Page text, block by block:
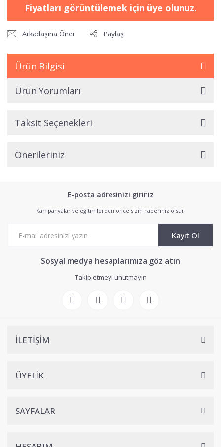
Fiyatları görüntülemek için üye olunuz.
Arkadaşına Öner Paylaş
Ürün Bilgisi
Ürün Yorumları
Taksit Seçenekleri
Önerileriniz
E-posta adresinizi giriniz
Kampanyalar ve eğitimlerden önce sizin haberiniz olsun
Kayıt Ol
Sosyal medya hesaplarımıza göz atın
Takip etmeyi unutmayın
İLETİŞİM
ÜYELİK
SAYFALAR